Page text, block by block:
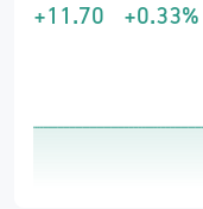
British Virgin Islands
+11.70 +0.33%